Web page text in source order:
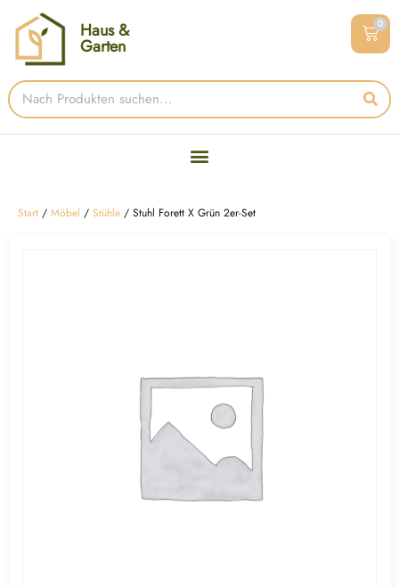
Haus &
Garten
0
Start / Möbel / Stühle / Stuhl Forett X Grün 2er-Set